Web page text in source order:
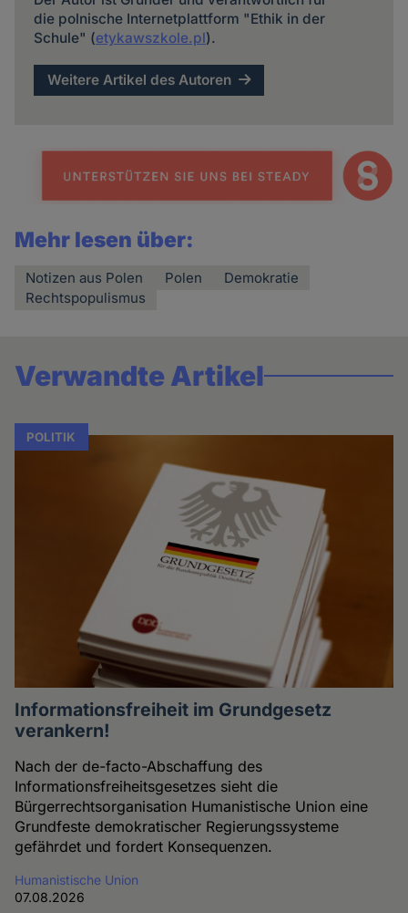
die polnische Internetplattform "Ethik in der
Schule" (etykawszkole.pl).
Weitere Artikel des Autoren
Mehr lesen über:
Notizen aus Polen Polen
Demokratie
Rechtspopulismus
Verwandte Artikel
POLITIK
Informationsfreiheit im Grundgesetz
verankern!
Nach der de-facto-Abschaffung des
Informationsfreiheitsgesetzes sieht die
Bürgerrechtsorganisation Humanistische Union eine
Grundfeste demokratischer Regierungssysteme
gefährdet und fordert Konsequenzen.
Humanistische Union
07.08.2026